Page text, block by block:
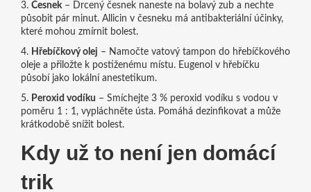
3. Česnek– Drcený česnek naneste na bolavý zub a nechte
působit pár minut. Allicin v česneku má antibakteriální účinky,
které mohou zmírnit bolest.
4. Hřebíčkový olej – Namočte vatový tampon do hřebíčkového
oleje a přiložte k postiženému místu. Eugenol v hřebíčku
působí jako lokální anestetikum.
5. Peroxid vodíku – Smíchejte 3 % peroxid vodíku s vodou v
poměru 1 : 1, vypláchněte ústa. Pomáhá dezinfikovat a může
krátkodobě snížit bolest.
Kdy už to není jen domácí
trik